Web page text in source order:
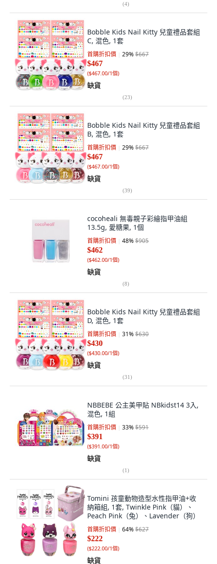
(4)
Bobble Kids Nail Kitty 兒童禮品套組
C, 混色, 1套
首購折扣價 29%$667
$467
($467.00/1個)
缺貨
(23)
Bobble Kids Nail Kitty 兒童禮品套組
B, 混色, 1套
首購折扣價 29%$667
$467
($467.00/1個)
缺貨
(39)
cocoheali 無毒親子彩繪指甲油組
13.5g, 愛糖果, 1個
首購折扣價 48%$905
$462
($462.00/1個)
缺貨
(8)
Bobble Kids Nail Kitty 兒童禮品套組
D, 混色, 1套
首購折扣價 31%$630
$430
($430.00/1個)
缺貨
(31)
NBBEBE 公主美甲貼 NBkidst14 3入,
混色, 1組
首購折扣價 33%$591
$391
($391.00/1個)
缺貨
(1)
Tomini 孩童動物造型水性指甲油+收
納箱組, 1套, Twinkle Pink（貓）、
Peach Pink（兔）、Lavender（狗）
首購折扣價 64%$627
$222
($222.00/1個)
缺貨